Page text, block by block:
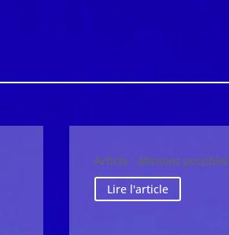
Article : Missions possibles
Lire l'article